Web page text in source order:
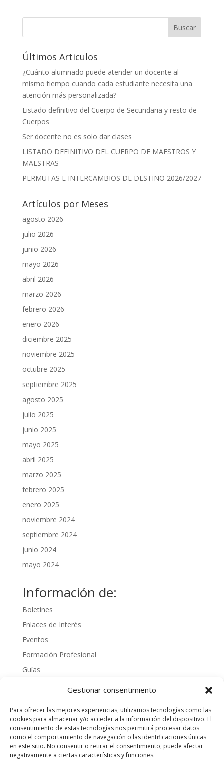
Gestionar consentimiento
Para ofrecer las mejores experiencias, utilizamos tecnologías como las
cookies para almacenar y/o acceder a la información del dispositivo. El
consentimiento de estas tecnologías nos permitirá procesar datos
como el comportamiento de navegación o las identificaciones únicas
en este sitio. No consentir o retirar el consentimiento, puede afectar
negativamente a ciertas características y funciones.
b
k
y
k
s
p
l e p
arBuscar
Últimos Articulos
¿Cuánto alumnado puede atender un docente al
mismo tiempo cuando cada estudiante necesita una
atención más personalizada?
Listado definitivo del Cuerpo de Secundaria y resto de
Cuerpos
Ser docente no es solo dar clases
LISTADO DEFINITIVO DEL CUERPO DE MAESTROS Y
MAESTRAS
PERMUTAS E INTERCAMBIOS DE DESTINO 2026/2027
Artículos por Meses
agosto 2026
julio 2026
junio 2026
mayo 2026
abril 2026
marzo 2026
febrero 2026
enero 2026
diciembre 2025
noviembre 2025
octubre 2025
septiembre 2025
agosto 2025
julio 2025
junio 2025
mayo 2025
abril 2025
marzo 2025
febrero 2025
enero 2025
noviembre 2024
septiembre 2024
junio 2024
mayo 2024
Información de:
Boletines
Enlaces de Interés
Eventos
Formación Profesional
Guías
Noticias
Oposiciones
Procedimientos
Varios